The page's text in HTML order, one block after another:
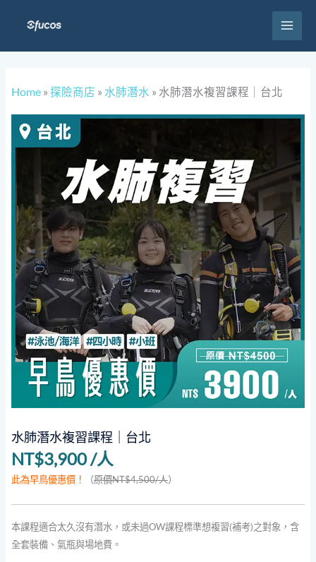
要
Home »探險商店 » 水肺潛水 » 水肺潛水複習課程｜台北
水肺潛水複習課程｜台北
NT$3,900/人
此為早鳥優惠價！ （原價NT$4,500/人）
本課程適合太久沒有潛水，或未過OW課程標準想複習(補考)之對象，含
全套裝備、氣瓶與場地費。